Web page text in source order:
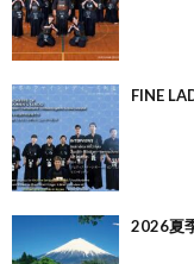
FINE
2026夏